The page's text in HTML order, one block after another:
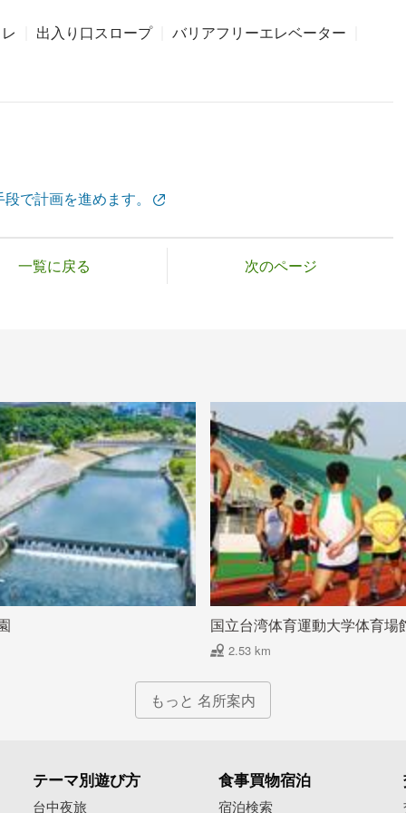
出入り口スロープ バリアフリーエレベーター
で計画を進めます。
一覧に戻る 次のページ
国立台湾体育運動大学体育場
2.53 km
もっと 名所案内
テーマ別遊び方
台中夜旅
食事買物宿泊
宿泊検索